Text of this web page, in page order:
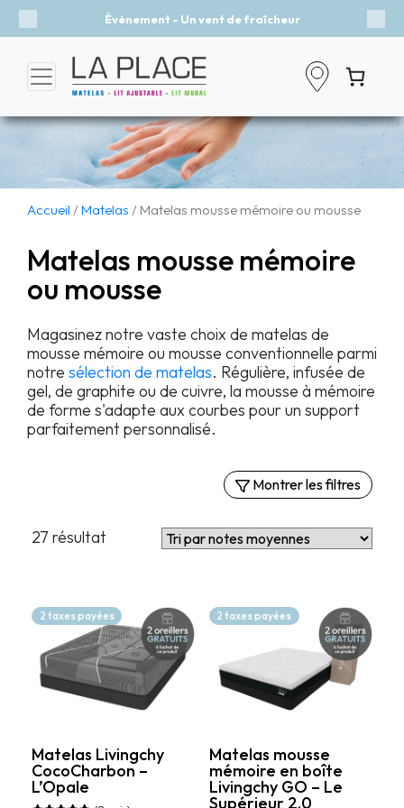
Événement - Un vent de fraîcheur
Previous
Accueil / Matelas / Matelas mousse mémoire ou mousse
Matelas mousse mémoire
ou mousse
Magasinez notre vaste choix de matelas de
mousse mémoire ou mousse conventionnelle parmi
notre sélection de matelas. Régulière, infusée de
gel, de graphite ou de cuivre, la mousse à mémoire
de forme s'adapte aux courbes pour un support
parfaitement personnalisé.
Montrer les filtres
Filtres
Matelas semi-fermes
Matelas fermes
Matelas extra-fermes
Simple
Simple XL
Double
27 résultat
2 taxes payées
Matelas Livingchy
CocoCharbon –
L’Opale
2 taxes payées
Matelas mousse
mémoire en boîte
Livingchy GO – Le
Supérieur 2.0